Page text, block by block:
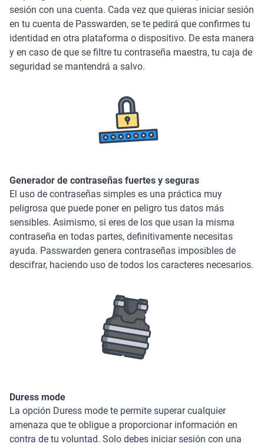
sesión con una cuenta. Cada vez que quieras iniciar sesión
en tu cuenta de Passwarden, se te pedirá que confirmes tu
identidad en otra plataforma o dispositivo. De esta manera
y en caso de que se filtre tu contraseña maestra, tu caja de
seguridad se mantendrá a salvo.
Generador de contraseñas fuertes y seguras
El uso de contraseñas simples es una práctica muy
peligrosa que puede poner en peligro tus datos más
sensibles. Asimismo, si eres de los que usan la misma
contraseña en todas partes, definitivamente necesitas
ayuda. Passwarden genera contraseñas imposibles de
descifrar, haciendo uso de todos los caracteres necesarios.
Duress mode
La opción Duress mode te permite superar cualquier
amenaza que te obligue a proporcionar información en
contra de tu voluntad. Solo debes iniciar sesión con una